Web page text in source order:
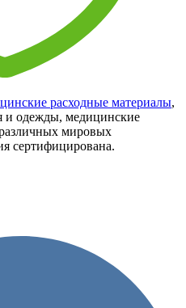
расходные материалы,
и одежды, медицинские
мировых
сертифицирована.